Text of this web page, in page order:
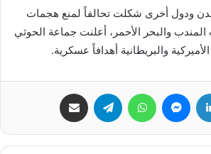
ودول أخرى شكلت تحالفاً لمنع هجمات
والبحر الأحمر، أعلنت جماعة الحوثي
والبريطانية أهدافاً عسكرية.
لينكدإن ماسنجر واتساب تيلقرام